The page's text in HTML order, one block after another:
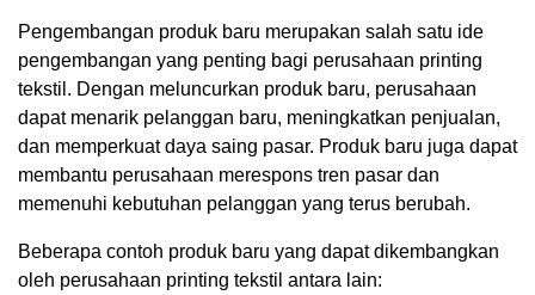
Pengembangan produk baru merupakan salah satu ide
pengembangan yang penting bagi perusahaan printing
tekstil. Dengan meluncurkan produk baru, perusahaan
dapat menarik pelanggan baru, meningkatkan penjualan,
dan memperkuat daya saing pasar. Produk baru juga dapat
membantu perusahaan merespons tren pasar dan
memenuhi kebutuhan pelanggan yang terus berubah.
Beberapa contoh produk baru yang dapat dikembangkan
oleh perusahaan printing tekstil antara lain: